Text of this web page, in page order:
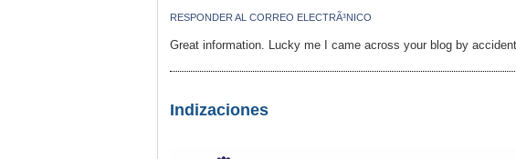
RESPONDER AL CORREO ELECTRÃ³NICO
Great information. Lucky me I came across your blog by
Indizaciones